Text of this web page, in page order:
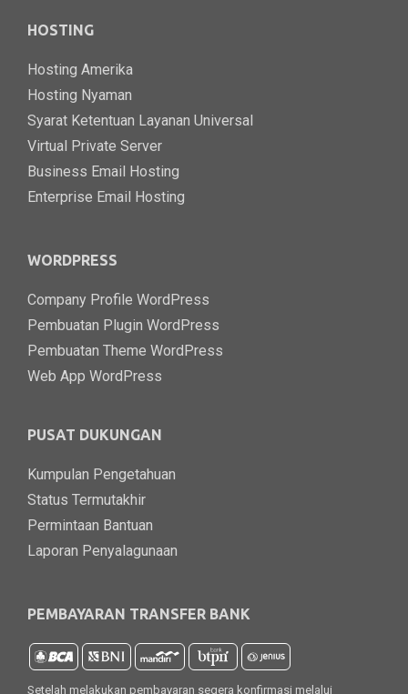
HOSTING
Hosting Amerika
Hosting Nyaman
Syarat Ketentuan Layanan Universal
Virtual Private Server
Business Email Hosting
Enterprise Email Hosting
WORDPRESS
Company Profile WordPress
Pembuatan Plugin WordPress
Pembuatan Theme WordPress
Web App WordPress
PUSAT DUKUNGAN
Kumpulan Pengetahuan
Status Termutakhir
Permintaan Bantuan
Laporan Penyalagunaan
PEMBAYARAN TRANSFER BANK
Setelah melakukan pembayaran segera konfirmasi melalui